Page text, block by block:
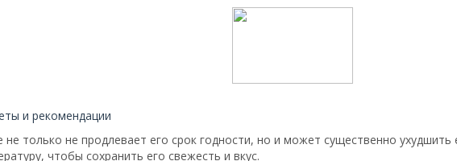
и рекомендации
только не продлевает его срок годности, но и может существенно
чтобы сохранить его свежесть и вкус.